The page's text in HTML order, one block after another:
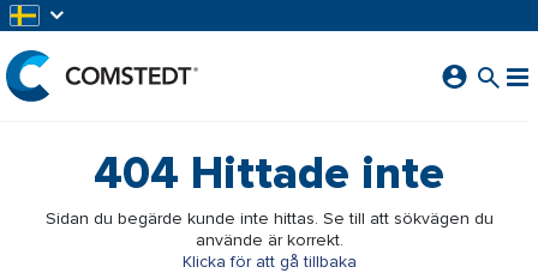
404 Hittade inte
Sidan du begärde kunde inte hittas. Se till att sökvägen du
använde är korrekt.
Klicka för att gå tillbaka